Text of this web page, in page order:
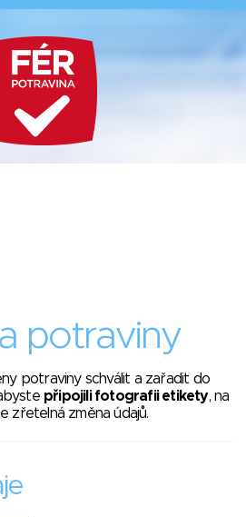
potraviny
potraviny schválit a zařadit do
připojili fotografii etikety, na
zřetelná změna údajů.